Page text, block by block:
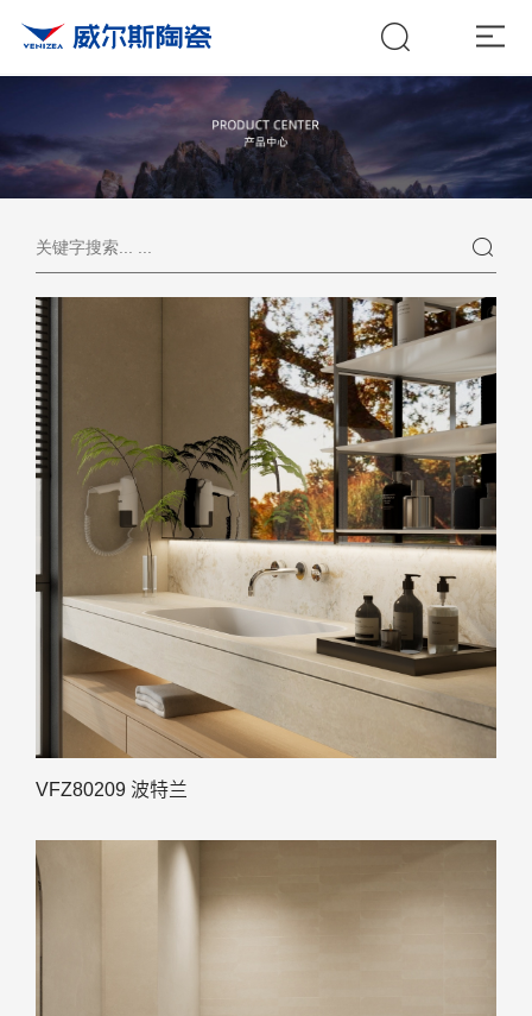
VFZ80209 波特兰